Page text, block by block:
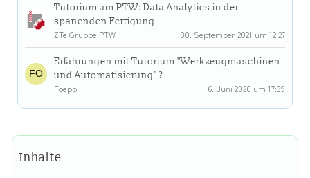
Tutorium am PTW: Data Analytics in der
spanenden Fertigung
ZTe Gruppe PTW
30. September 2021 um 12:27
Erfahrungen mit Tutorium "Werkzeugmaschinen
und Automatisierung" ?
Foeppl
6. Juni 2020 um 17:39
Inhalte